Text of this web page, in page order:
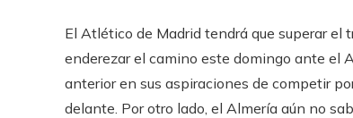
El Atlético de Madrid tendrá que superar el
enderezar el camino este domingo ante el
anterior en sus aspiraciones de competir
delante. Por otro lado, el Almería aún no